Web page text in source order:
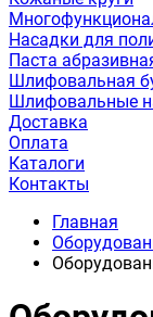
Насадки для
Паста
Шлифовальная
Шлифовальные
Доставка
Оплата
Каталоги
Контакты
Главная